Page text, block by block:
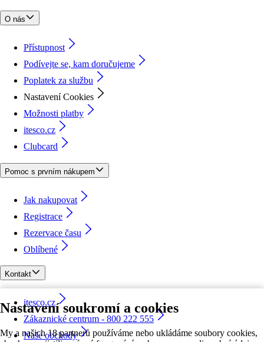
Nastavení soukromí a cookies
My a našich 18 partnerů používáme nebo ukládáme soubory cookies,
O nás
Přístupnost
Podívejte se, kam doručujeme
Poplatek za službu
Nastavení Cookies
Možnosti platby
itesco.cz
Clubcard
Pomoc s prvním nákupem
Jak nakupovat
Registrace
Rezervace času
Oblíbené
Kontakt
itesco.cz
Zákaznické centrum - 800 222 555
Naše obchody